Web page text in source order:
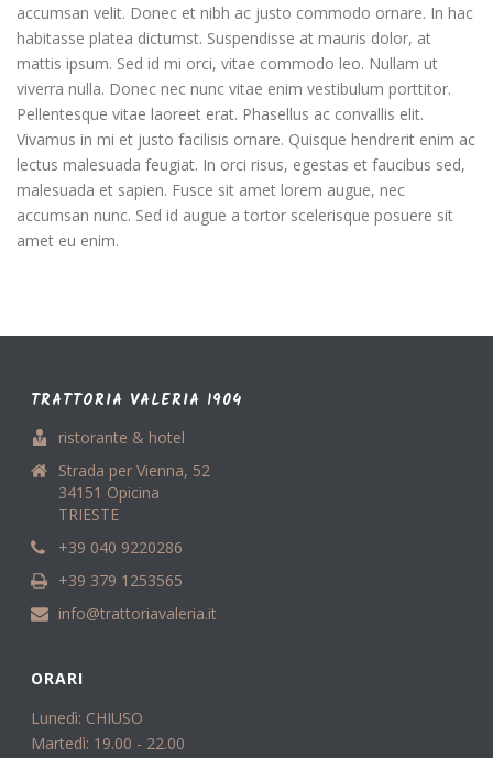
accumsan velit. Donec et nibh ac justo commodo ornare. In hac
habitasse platea dictumst. Suspendisse at mauris dolor, at
mattis ipsum. Sed id mi orci, vitae commodo leo. Nullam ut
viverra nulla. Donec nec nunc vitae enim vestibulum porttitor.
Pellentesque vitae laoreet erat. Phasellus ac convallis elit.
Vivamus in mi et justo facilisis ornare. Quisque hendrerit enim ac
lectus malesuada feugiat. In orci risus, egestas et faucibus sed,
malesuada et sapien. Fusce sit amet lorem augue, nec
accumsan nunc. Sed id augue a tortor scelerisque posuere sit
amet eu enim.
TRATTORIA VALERIA 1904
ristorante & hotel
Strada per Vienna, 52
34151 Opicina
TRIESTE
+39 040 9220286
+39 379 1253565
info@trattoriavaleria.it
ORARI
Lunedì: CHIUSO
Martedì: 19.00 - 22.00